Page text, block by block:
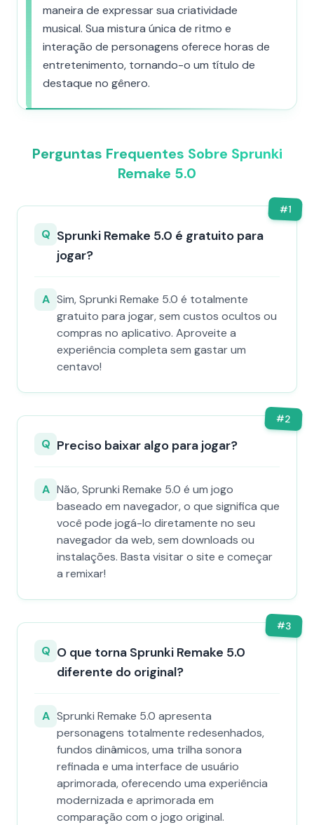
maneira de expressar sua criatividade
musical. Sua mistura única de ritmo e
interação de personagens oferece horas de
entretenimento, tornando-o um título de
destaque no gênero.
Perguntas Frequentes Sobre Sprunki
Remake 5.0
#1
Q Sprunki Remake 5.0 é gratuito para
jogar?
A Sim, Sprunki Remake 5.0 é totalmente
gratuito para jogar, sem custos ocultos ou
compras no aplicativo. Aproveite a
experiência completa sem gastar um
centavo!
#2
Q Preciso baixar algo para jogar?
A Não, Sprunki Remake 5.0 é um jogo
baseado em navegador, o que significa que
você pode jogá-lo diretamente no seu
navegador da web, sem downloads ou
instalações. Basta visitar o site e começar
a remixar!
#3
Q O que torna Sprunki Remake 5.0
diferente do original?
A Sprunki Remake 5.0 apresenta
personagens totalmente redesenhados,
fundos dinâmicos, uma trilha sonora
refinada e uma interface de usuário
aprimorada, oferecendo uma experiência
modernizada e aprimorada em
comparação com o jogo original.